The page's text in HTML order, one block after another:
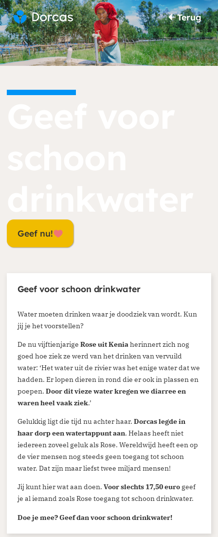
Terug
Geef nu!
Geef voor schoon drinkwater
Water moeten drinken waar je doodziek van wordt. Kun
jij je het voorstellen?
De nu vijftienjarige Rose uit Keniaherinnert zich nog
goed hoe ziek ze werd van het drinken van vervuild
water: ‘Het water uit de rivier was het enige water dat we
hadden. Er lopen dieren in rond die er ook in plassen en
poepen. Door dit vieze water kregen we diarree en
waren heel vaak ziek.’
Gelukkig ligt die tijd nu achter haar. Dorcas legde in
haar dorp een watertappunt aan. Helaas heeft niet
iedereen zoveel geluk als Rose. Wereldwijd heeft een op
de vier mensen nog steeds geen toegang tot schoon
water. Dat zijn maar liefst twee miljard mensen!
Jij kunt hier wat aan doen. Voor slechts 17,50 eurogeef
je al iemand zoals Rose toegang tot schoon drinkwater.
Doe je mee? Geef dan voor schoon drinkwater!
Je kunt eenmalig of periodiek doneren via
onze website. Ga naar de donatiepagina en
kies het thema of land waar je aan wilt
belastingvoordeel.
Doneren